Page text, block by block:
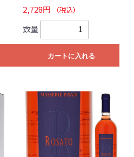
2,728円 （税込）
数量
カートに入れる